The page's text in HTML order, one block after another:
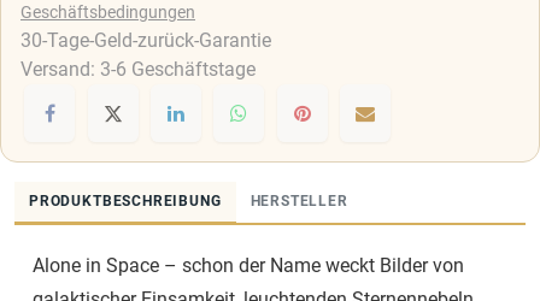
Geschäftsbedingungen
30-Tage-Geld-zurück-Garantie
Versand: 3-6 Geschäftstage
PRODUKTBESCHREIBUNG HERSTELLER
Alone in Space – schon der Name weckt Bilder von